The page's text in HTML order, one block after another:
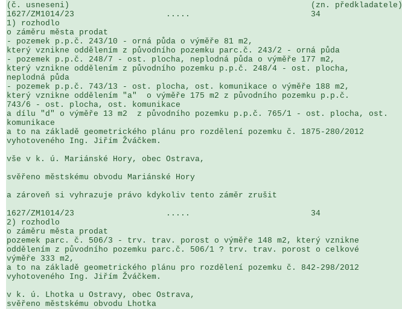
(č. usneseni)                                                  (zn. předkladatele)
1627/ZM1014/23                   .....                         34
1) rozhodlo
o záměru města prodat
- pozemek p.p.č. 243/10 - orná půda o výměře 81 m2,
který vznikne oddělením z původního pozemku parc.č. 243/2 - orná půda
- pozemek p.p.č. 248/7 - ost. plocha, neplodná půda o výměře 177 m2,
který vznikne oddělením z původního pozemku p.p.č. 248/4 - ost. plocha,
neplodná půda
- pozemek p.p.č. 743/13 - ost. plocha, ost. komunikace o výměře 188 m2,
který vznikne oddělením "a"  o výměře 175 m2 z původního pozemku p.p.č.
743/6 - ost. plocha, ost. komunikace
a dílu "d" o výměře 13 m2  z původního pozemku p.p.č. 765/1 - ost. plocha, ost.
komunikace
a to na základě geometrického plánu pro rozdělení pozemku č. 1875-280/2012
vyhotoveného Ing. Jiřím Žváčkem.
vše v k. ú. Mariánské Hory, obec Ostrava,
svěřeno městskému obvodu Mariánské Hory
a zároveň si vyhrazuje právo kdykoliv tento záměr zrušit
1627/ZM1014/23                   .....                         34
2) rozhodlo
o záměru města prodat
pozemek parc. č. 506/3 - trv. trav. porost o výměře 148 m2, který vznikne
oddělením z původního pozemku parc.č. 506/1 ? trv. trav. porost o celkové
výměře 333 m2,
a to na základě geometrického plánu pro rozdělení pozemku č. 842-298/2012
vyhotoveného Ing. Jiřím Žváčkem.
v k. ú. Lhotka u Ostravy, obec Ostrava,
svěřeno městskému obvodu Lhotka